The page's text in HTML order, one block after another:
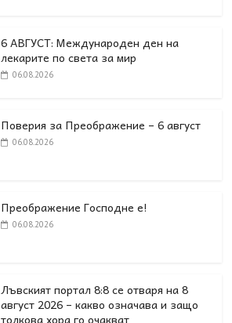
6 АВГУСТ: Международен ден на
лекарите по света за мир
06.08.2026
Поверия за Преображение – 6 август
06.08.2026
Преображение Господне е!
06.08.2026
Лъвският портал 8:8 се отваря на 8
август 2026 – какво означава и защо
толкова хора го очакват